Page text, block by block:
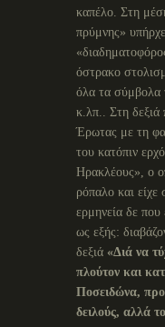
καπέλο. Στη
πρύμνης»
όστρακο
όλα τα σύμβολα
κ.λπ.. Στη δεξιά
Έρωτας με τη
του κατόπιν
Ηρακλέους», ο
ρόπαλο και
ερμηνεία δε που
ως εξής:
δεξιά «Διά να
πλούτον και
Ποσειδώνα,
δειλούς, αλλά